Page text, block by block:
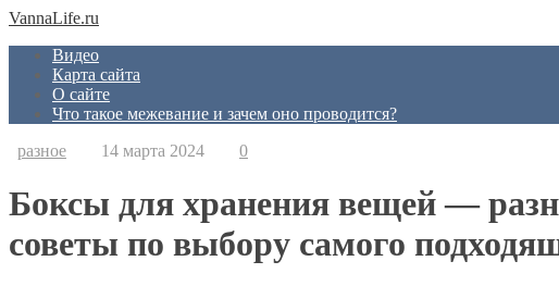
VannaLife.ru
Видео
Карта сайта
О сайте
Что такое межевание и зачем оно проводится?
разное
14 марта 2024 0
Боксы для хранения вещей —
советы по выбору самого